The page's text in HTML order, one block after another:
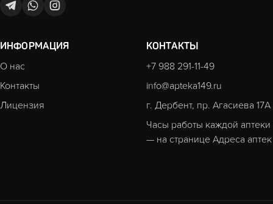
ИНФОРМАЦИЯ
О нас
Контакты
Лицензия
КОНТАКТЫ
+7 988 291-11-49
info@apteka149.ru
г. Дербент, пр. Агасиева 17А
Часы работы каждой аптеки
— на странице Адреса аптек